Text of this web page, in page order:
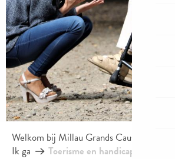
Welkom bij Millau Grands Causses –
Ik ga
Toerisme en handicaps